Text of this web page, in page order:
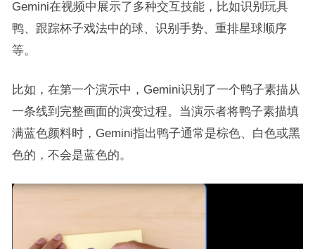
Gemini在视频中展示了多种交互技能，比如识别玩具
鸭、跟踪杯子戏法中的球、识别手势、重排星球顺序
等。
比如，在第一个演示中，Gemini识别了一个鸭子素描从
一条线到完整画面的演变过程。当演示者将鸭子素描填
满蓝色颜料时，Gemini指出鸭子通常是棕色、白色或黑
色的，不会是蓝色的。